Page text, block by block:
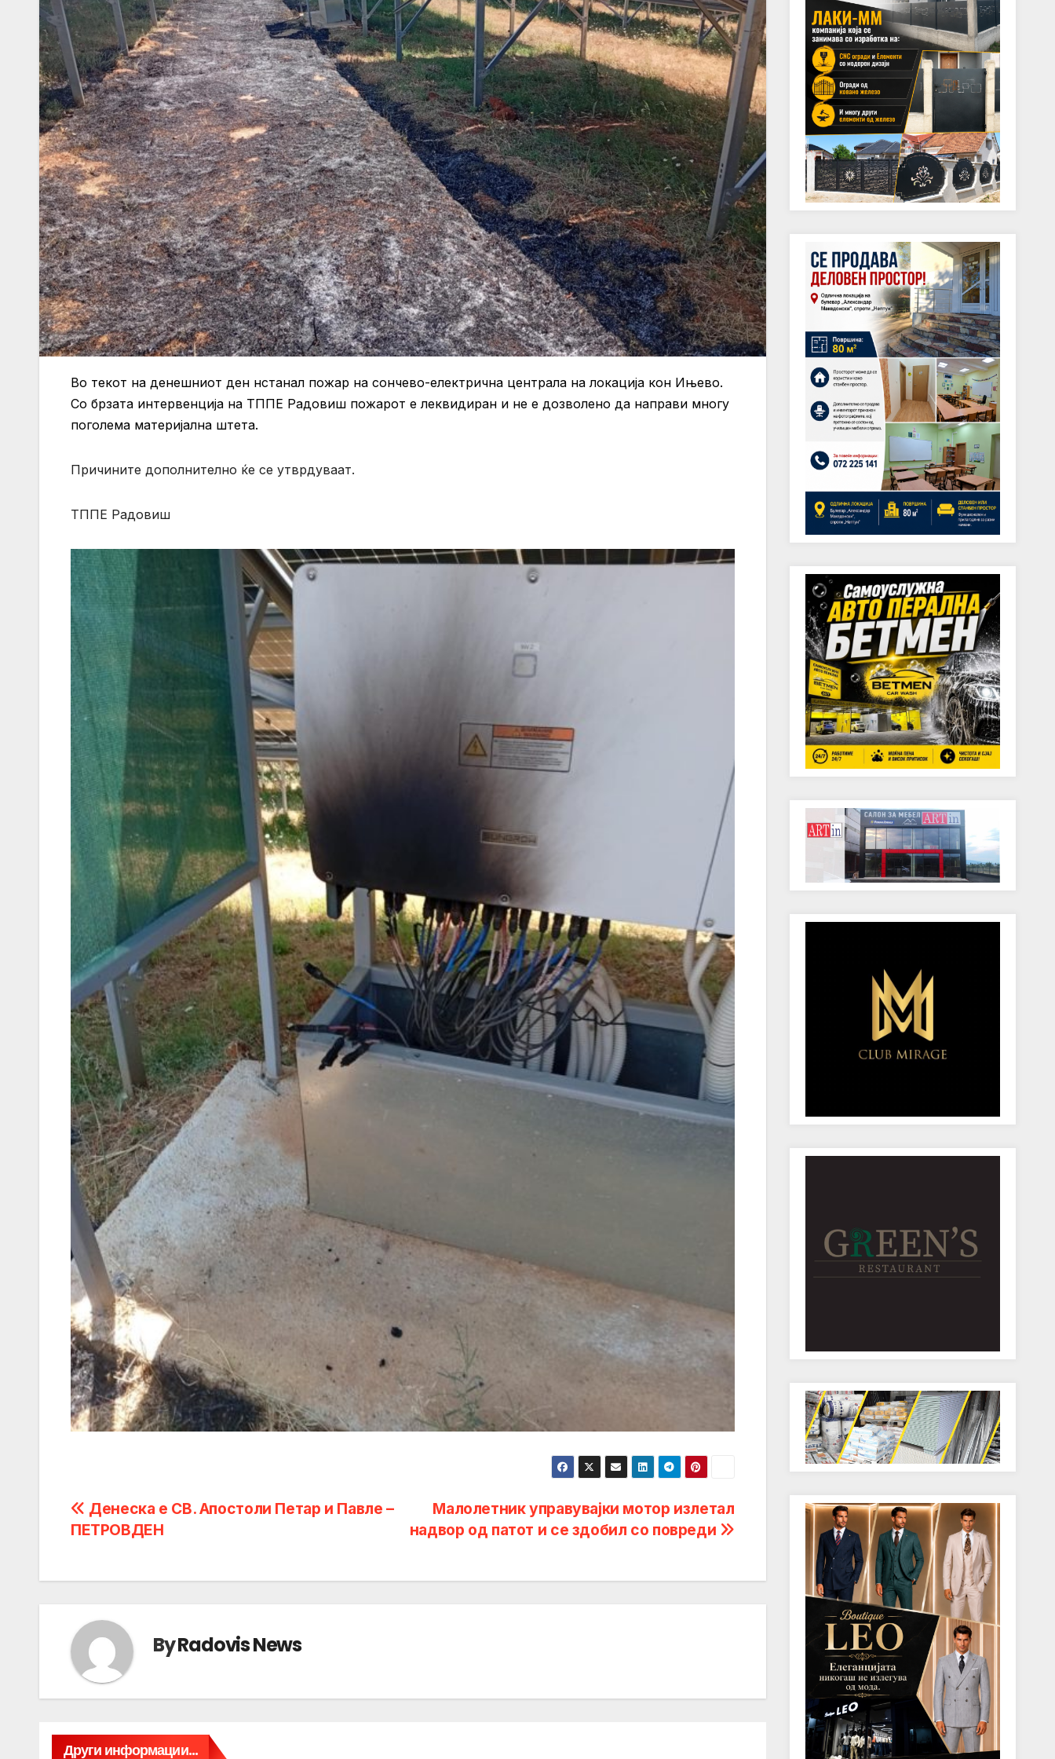
Во текот на денешниот ден нстанал пожар на сончево-електрична централа на локација кон Ињево.
Со брзата интервенција на ТППЕ Радовиш пожарот е леквидиран и не е дозволено да направи многу
поголема материјална штета.
Причините дополнително ќе се утврдуваат.
ТППЕ Радовиш
Post
navigation
Малолетник управувајки мотор излетал
надвор од патот и се здобил со повреди
Денеска е СВ. Апостоли Петар и Павле –
ПЕТРОВДЕН
ByRadovis News
Други информации...